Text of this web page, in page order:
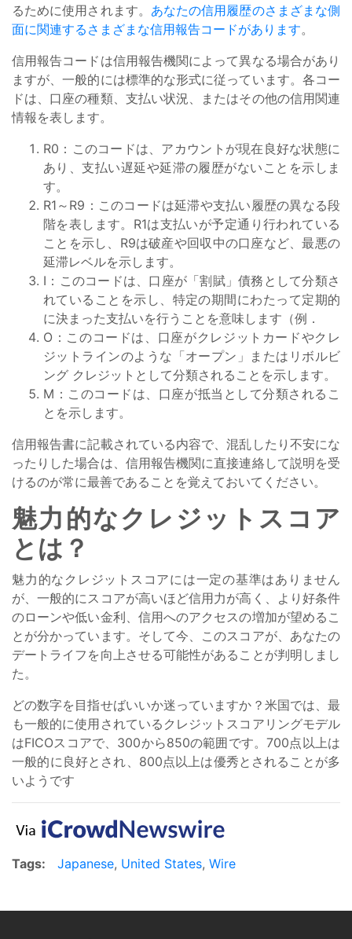
るために使用されます。 あなたの信用履歴のさまざまな側
面に関連するさまざまな信用報告コードがあります。
信用報告コードは信用報告機関によって異なる場合があり
ますが、一般的には標準的な形式に従っています。各コー
ドは、口座の種類、支払い状況、またはその他の信用関連
情報を表します。
R0：このコードは、アカウントが現在良好な状態に
あり、支払い遅延や延滞の履歴がないことを示しま
す。
R1～R9：このコードは延滞や支払い履歴の異なる段
階を表します。R1は支払いが予定通り行われている
ことを示し、R9は破産や回収中の口座など、最悪の
延滞レベルを示します。
I：このコードは、口座が「割賦」債務として分類さ
れていることを示し、特定の期間にわたって定期的
に決まった支払いを行うことを意味します（例．
O：このコードは、口座がクレジットカードやクレ
ジットラインのような「オープン」またはリボルビ
ング クレジットとして分類されることを示します。
M：このコードは、口座が抵当として分類されるこ
とを示します。
信用報告書に記載されている内容で、混乱したり不安にな
ったりした場合は、信用報告機関に直接連絡して説明を受
けるのが常に最善であることを覚えておいてください。
魅力的なクレジットスコア
とは？
魅力的なクレジットスコアには一定の基準はありません
が、一般的にスコアが高いほど信用力が高く、より好条件
のローンや低い金利、信用へのアクセスの増加が望めるこ
とが分かっています。そして今、このスコアが、あなたの
デートライフを向上させる可能性があることが判明しまし
た。
どの数字を目指せばいいか迷っていますか？米国では、最
も一般的に使用されているクレジットスコアリングモデル
はFICOスコアで、300から850の範囲です。700点以上は
一般的に良好とされ、800点以上は優秀とされることが多
いようです
Tags: Japanese, United States, Wire